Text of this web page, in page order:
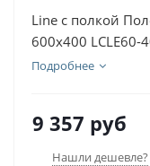
Line с полкой
600х400
Подробнее
9 357 руб
Нашли дешевле?